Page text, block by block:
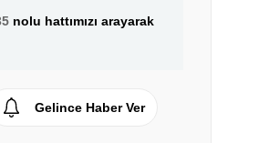
nolu hattımızı arayarak
Gelince Haber Ver